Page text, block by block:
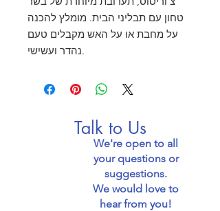
טחון עם תבליני הבית. מומלץ להכנה
על מחבת או על האש מקבלים טעם
נהדר ועשישי.
We're open to all
your questions or
suggestions.
We would love to
hear from you!
Talk to Us